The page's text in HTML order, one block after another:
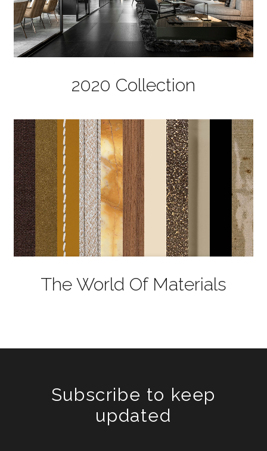
2020 Collection
The World Of Materials
Subscribe to keep
updated